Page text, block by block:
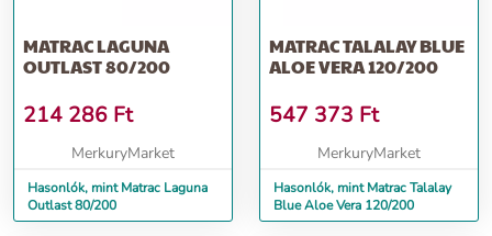
MATRAC LAGUNA
OUTLAST 80/200
214 286 Ft
MerkuryMarket
Hasonlók, mint Matrac Laguna
Outlast 80/200
MATRAC TALALAY BLUE
ALOE VERA 120/200
547 373 Ft
MerkuryMarket
Hasonlók, mint Matrac Talalay
Blue Aloe Vera 120/200